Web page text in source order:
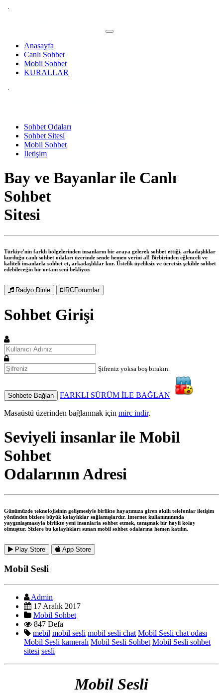
Anasayfa
Canlı Sohbet
Mobil Sohbet
KURALLAR
Sohbet Odaları
Sohbet Sitesi
Mobil Sohbet
İletişim
Bay ve Bayanlar ile Canlı
Sohbet
Sitesi
Türkiye'nin farklı bölgelerinden insanların bir araya gelerek sohbet ettiği, arkadaşlıklar
kurduğu canlı sohbet odaları üzerinde sende hemen yerini al! Birbirinden eğlenceli ve
kaliteli insanlarla sohbet et, arkadaşlıklar kur. Üstelik üyeliksiz ve ücretsiz şekilde sohbet
edebileceğin bir ortam seni bekliyor.
Radyo Dinle IRCForumlar
Sohbet Girişi
Şifreniz yoksa boş bırakın.
Sohbete Bağlan FARKLI SÜRÜM İLE BAĞLAN
Masaüstü üzerinden bağlanmak için mirc indir.
Seviyeli insanlar ile Mobil
Sohbet
Odalarının Adresi
Günümüzde teknolojisinin gelişmesiyle birlikte hayatımıza giren akıllı telefonlar iletişim
yönünden bizlere büyük kolaylıklar sağlamışlardır. İnternet kullanımınında
yaygınlaşmasıyla birlikte yeni insanlarla sohbet etmek, tanışmak bir hayli kolay
olmuştur. Sizlere bu kolaylıkları sunan mobil sohbet odalarına hemen katılın.
Play Store App Store
Mobil Sesli
Admin
17 Aralık 2017
Mobil Sohbet
847 Defa
mebil mobil sesli mobil sesli chat Mobil Sesli chat odası
Mobil Sesli kameralı Mobil Sesli Sohbet Mobil Sesli sohbet
sitesi sesli
Mobil Sesli